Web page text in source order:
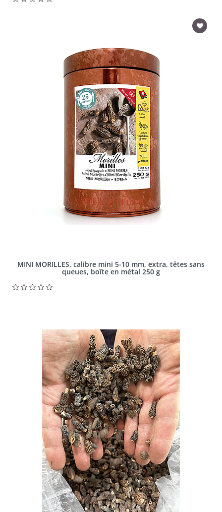
MINI MORILLES, calibre mini 5-10 mm, extra, têtes sans
queues, boîte en métal 250 g